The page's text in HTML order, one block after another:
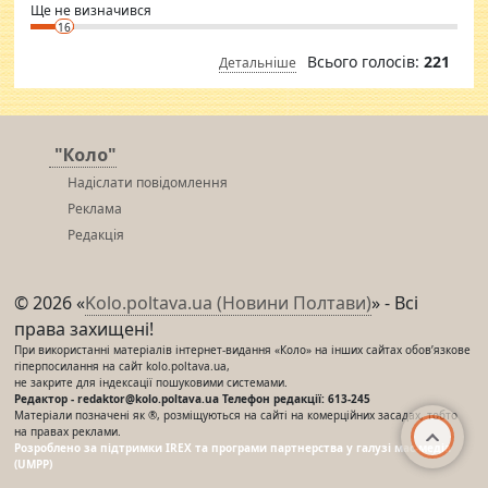
Ще не визначився
16
Детальніше Всього голосів: 221
"Коло"
Надіслати повідомлення
Реклама
Редакція
© 2026 «Kolo.poltava.ua (Новини Полтави)» - Всі
права захищені!
При використанні матеріалів інтернет-видання «Коло» на інших сайтах обов’язкове
гіперпосилання на сайт kolo.poltava.ua,
не закрите для індексації пошуковими системами.
Редактор - redaktor@kolo.poltava.ua Телефон редакції: 613-245
Матеріали позначені як ®, розміщуються на сайті на комерційних засадах, тобто
на правах реклами.
Розроблено за підтримки IREX та програми партнерства у галузі мас-медіа
(UMPP)